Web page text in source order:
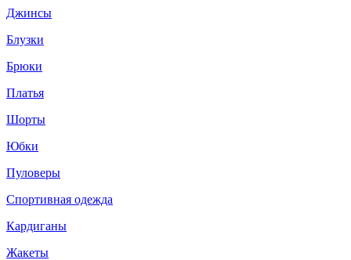
Джинсы
Блузки
Брюки
Платья
Шорты
Юбки
Пуловеры
Спортивная одежда
Кардиганы
Жакеты